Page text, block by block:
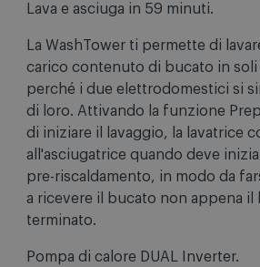
Lava e asciuga in 59 minuti.
La WashTower ti permette di
carico contenuto di bucato in soli
perché i due elettrodomestici si
di loro. Attivando la funzione
di iniziare il lavaggio, la lavatrice
all'asciugatrice quando deve
pre-riscaldamento, in modo da
a ricevere il bucato non appena il
terminato.
Pompa di calore DUAL Inverter.